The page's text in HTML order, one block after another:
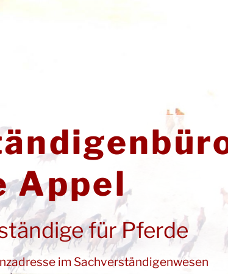
Appel
für Pferde
im Sachverständigenwesen